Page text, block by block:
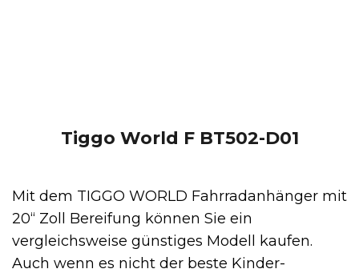
Tiggo World F BT502-D01
Mit dem TIGGO WORLD Fahrradanhänger mit
20“ Zoll Bereifung können Sie ein
vergleichsweise günstiges Modell kaufen.
Auch wenn es nicht der beste Kinder-